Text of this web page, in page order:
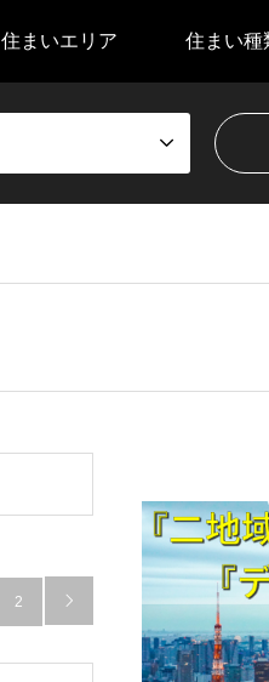
住まいエリア 住まい種
2 